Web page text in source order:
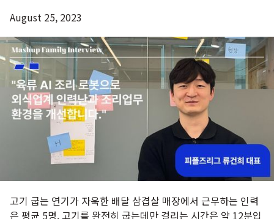
August 25, 2023
고기 굽는 연기가 자욱한 배달 삼겹살 매장에서 근무하는 인력
은 평균 5명, 고기를 완전히 굽는데만 걸리는 시간은 약 12분입